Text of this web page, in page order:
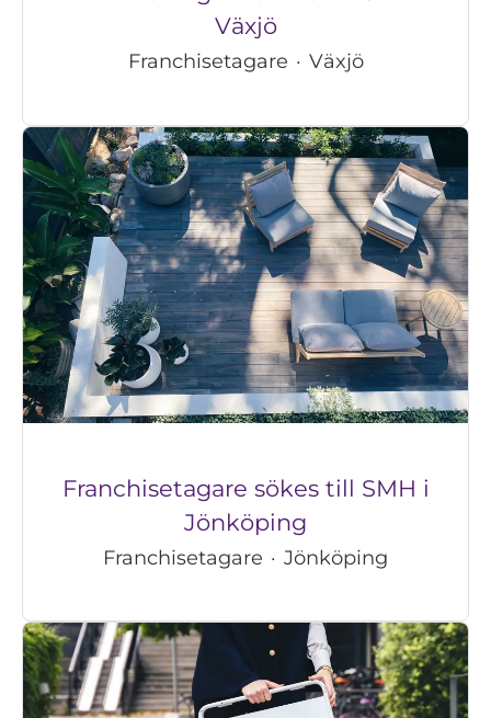
Växjö
Franchisetagare · Växjö
Franchisetagare sökes till SMH i
Jönköping
Franchisetagare · Jönköping